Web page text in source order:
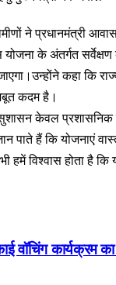
ने प्रधानमंत्री
योजना के अंतर्गत
कहा कि
कदम है।
केवल प्रशासनिक
हैं कि योजनाएं
हमें विश्वास होता है
वॉचिंग